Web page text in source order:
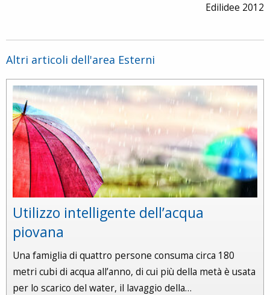
Edilidee 2012
Altri articoli dell'area Esterni
Utilizzo intelligente dell’acqua
piovana
Una famiglia di quattro persone consuma circa 180
metri cubi di acqua all’anno, di cui più della metà è usata
per lo scarico del water, il lavaggio della…